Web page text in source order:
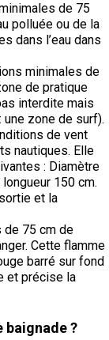
de 75
polluée ou de la
dans l’eau dans
minimales de
de pratique
interdite mais
zone de surf).
de vent
nautiques. Elle
: Diamètre
150 cm.
et la
de 75 cm de
Cette flamme
barré sur fond
et précise la
baignade ?